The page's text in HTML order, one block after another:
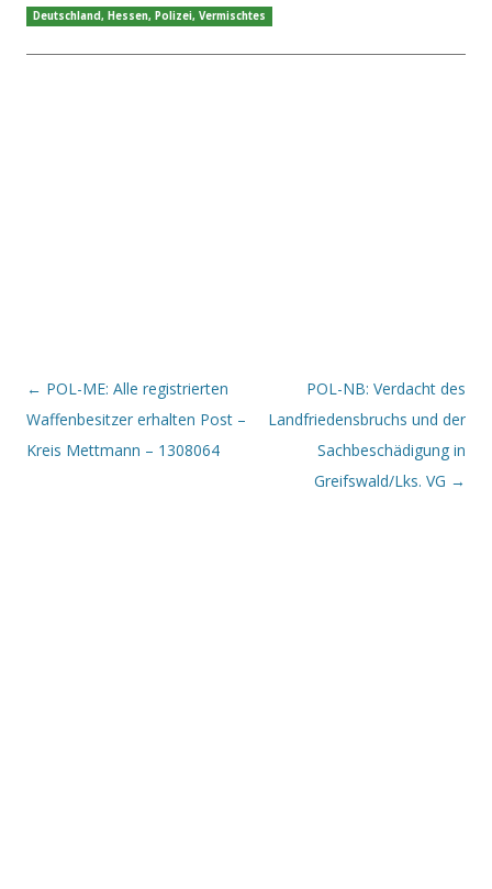
Deutschland, Hessen, Polizei, Vermischtes
Beitrags-Navigation
← POL-ME: Alle registrierten
Waffenbesitzer erhalten Post –
Kreis Mettmann – 1308064
POL-NB: Verdacht des
Landfriedensbruchs und der
Sachbeschädigung in
Greifswald/Lks. VG →